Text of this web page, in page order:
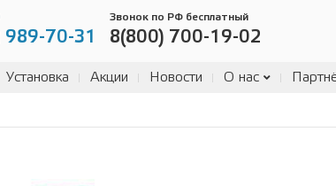
989-70-31
Звонок по РФ бесплатный
8(800) 700-19-02
Установка Акции Новости О нас